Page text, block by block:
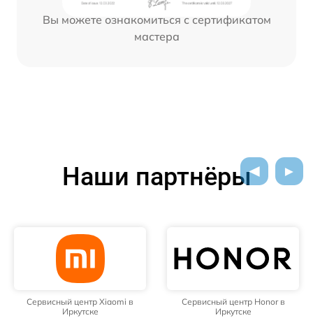
Вы можете ознакомиться с сертификатом
мастера
Наши партнёры
Сервисный центр Xiaomi в
Иркутске
Сервисный центр Honor в
Иркутске